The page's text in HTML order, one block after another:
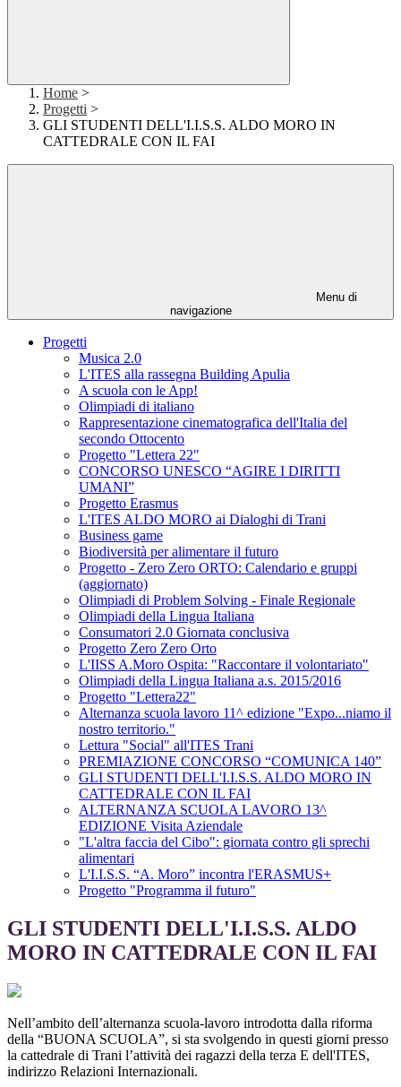
Home >
Progetti >
GLI STUDENTI DELL'I.I.S.S. ALDO MORO IN
CATTEDRALE CON IL FAI
Menu di
navigazione
Progetti
Musica 2.0
L'ITES alla rassegna Building Apulia
A scuola con le App!
Olimpiadi di italiano
Rappresentazione cinematografica dell'Italia del
secondo Ottocento
Progetto "Lettera 22"
CONCORSO UNESCO “AGIRE I DIRITTI
UMANI”
Progetto Erasmus
L'ITES ALDO MORO ai Dialoghi di Trani
Business game
Biodiversità per alimentare il futuro
Progetto - Zero Zero ORTO: Calendario e gruppi
(aggiornato)
Olimpiadi di Problem Solving - Finale Regionale
Olimpiadi della Lingua Italiana
Consumatori 2.0 Giornata conclusiva
Progetto Zero Zero Orto
L'IISS A.Moro Ospita: "Raccontare il volontariato"
Olimpiadi della Lingua Italiana a.s. 2015/2016
Progetto "Lettera22"
Alternanza scuola lavoro 11^ edizione "Expo...niamo il
nostro territorio."
Lettura "Social" all'ITES Trani
PREMIAZIONE CONCORSO “COMUNICA 140”
GLI STUDENTI DELL'I.I.S.S. ALDO MORO IN
CATTEDRALE CON IL FAI
ALTERNANZA SCUOLA LAVORO 13^
EDIZIONE Visita Aziendale
"L'altra faccia del Cibo": giornata contro gli sprechi
alimentari
L'I.I.S.S. “A. Moro” incontra l'ERASMUS+
Progetto "Programma il futuro"
GLI STUDENTI DELL'I.I.S.S. ALDO
MORO IN CATTEDRALE CON IL FAI
Nell’ambito dell’alternanza scuola-lavoro introdotta dalla riforma
della “BUONA SCUOLA”, si sta svolgendo in questi giorni presso
la cattedrale di Trani l’attività dei ragazzi della terza E dell'ITES,
indirizzo Relazioni Internazionali.